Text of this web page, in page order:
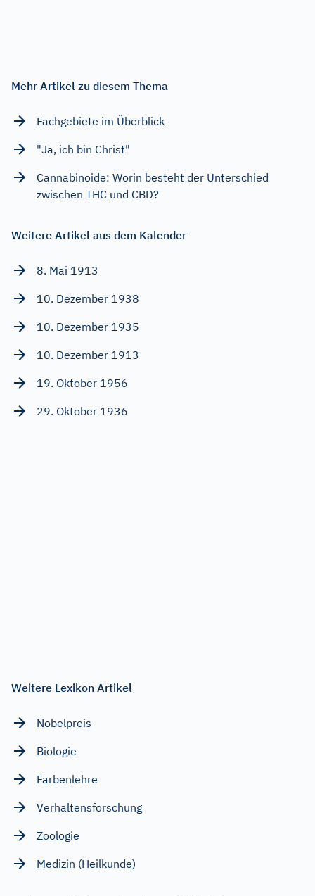
Mehr Artikel zu diesem Thema
Fachgebiete im Überblick
"Ja, ich bin Christ"
Cannabinoide: Worin besteht der Unterschied
zwischen THC und CBD?
Weitere Artikel aus dem Kalender
8. Mai 1913
10. Dezember 1938
10. Dezember 1935
10. Dezember 1913
19. Oktober 1956
29. Oktober 1936
Weitere Lexikon Artikel
Nobelpreis
Biologie
Farbenlehre
Verhaltensforschung
Zoologie
Medizin (Heilkunde)